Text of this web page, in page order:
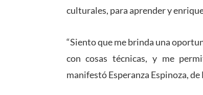
culturales, para aprender y
“Siento que me brinda una
con cosas técnicas, y me
manifestó Esperanza Espinoza,